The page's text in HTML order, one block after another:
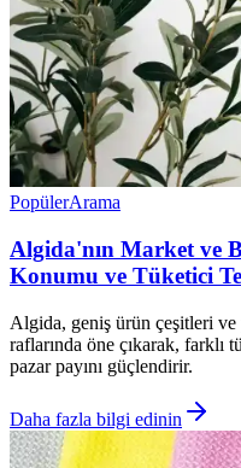
PopülerArama
Algida'nın Market ve
Konumu ve Tüketici
Algida, geniş ürün çeşitleri
raflarında öne çıkarak, farklı
pazar payını güçlendirir.
Daha fazla bilgi edinin